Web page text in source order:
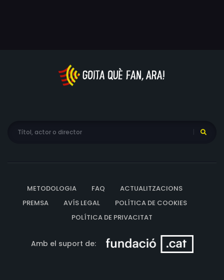
METODOLOGIA FAQ
ACTUALITZACIONS
PREMSA
AVÍS LEGAL
POLÍTICA DE COOKIES
POLÍTICA DE PRIVACITAT
Amb el suport de: